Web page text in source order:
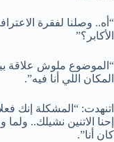
“أه.. وصلنا لفقرة
الأكابر؟”
“الموضوع ملوش علاقة
المكان اللي أنا فيه”.
اتنهدت: “المشكلة إنك
إحنا الاتنين نشيلك..
كان أنا”.